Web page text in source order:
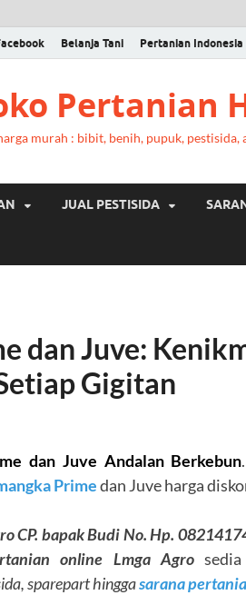
Belanja Tani Pertanian Indonesia
Pertanian
murah : bibit, benih, pupuk,
JUAL PESTISIDA
dan Juve:
Gigitan
dan Juve Andalan Berkebun
Primedan Juve harga
CP. bapak Budi No. Hp.
online Lmga Agrosedia
sparepart hinggasarana